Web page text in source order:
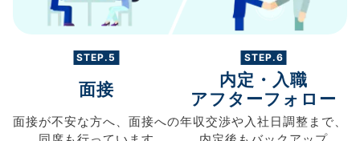
STEP.5
面接
面接が不安な方へ、 面接への
STEP.6
内定・入職
アフターフォロー
年収交渉や入社日調整まで、